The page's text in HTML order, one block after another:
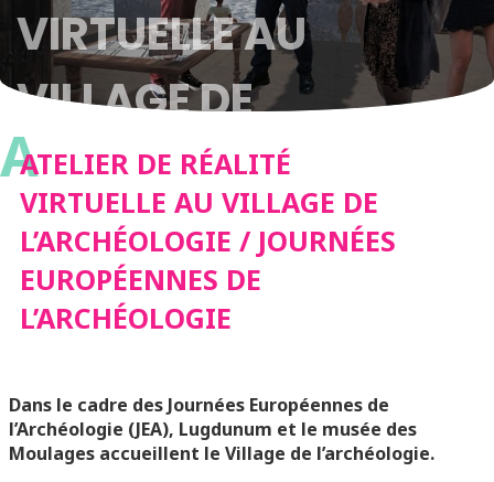
VIRTUELLE AU
VILLAGE DE
L’ARCHÉOLOGIE /
JOURNÉES
EUROPÉENNES DE
AATELIER DE RÉALITÉ
VIRTUELLE AU VILLAGE DE
L’ARCHÉOLOGIE / JOURNÉES
EUROPÉENNES DE
L’ARCHÉOLOGIE
Dans le cadre des Journées Européennes de
l’Archéologie (JEA), Lugdunum et le musée des
Moulages accueillent le Village de l’archéologie.